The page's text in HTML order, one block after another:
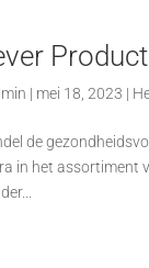
| mei 18, 2023 |
de
in het assortiment